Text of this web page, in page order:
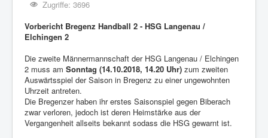
Zugriffe: 3696
Vorbericht Bregenz Handball 2 - HSG Langenau /
Elchingen 2
Die zweite Männermannschaft der HSG Langenau / Elchingen
2 muss am Sonntag (14.10.2018, 14.20 Uhr) zum zweiten
Auswärtsspiel der Saison in Bregenz zu einer ungewohnten
Uhrzeit antreten.
Die Bregenzer haben ihr erstes Saisonspiel gegen Biberach
zwar verloren, jedoch ist deren Heimstärke aus der
Vergangenheit allseits bekannt sodass die HSG gewarnt ist.